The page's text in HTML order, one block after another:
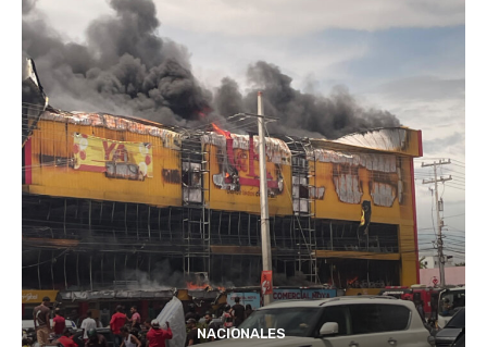
NACIONALES